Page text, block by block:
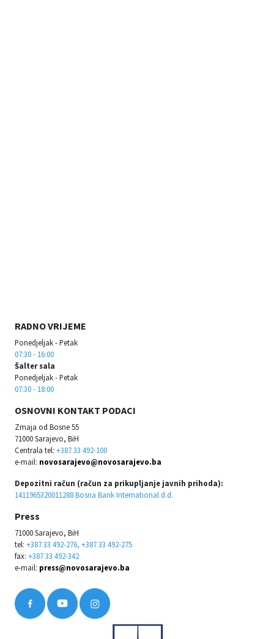
RADNO VRIJEME
Ponedjeljak - Petak
07:30 - 16:00
Šalter sala
Ponedjeljak - Petak
07:30 - 18:00
OSNOVNI KONTAKT PODACI
Zmaja od Bosne 55
71000 Sarajevo, BiH
Centrala tel: +387 33 492-100
e-mail: novosarajevo@novosarajevo.ba
Depozitni račun (račun za prikupljanje javnih prihoda):
1411965320011288 Bosna Bank International d.d.
Press
71000 Sarajevo, BiH
tel: +387 33 492-276, +387 33 492-275
fax: +387 33 492-342
e-mail: press@novosarajevo.ba